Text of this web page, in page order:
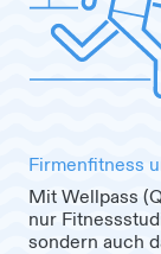
Firmenfitness
Mit Wellpass
nur
sondern auch